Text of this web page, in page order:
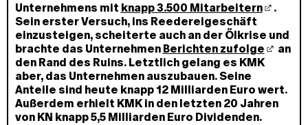
Unternehmens mit knapp 3.500 Mitarbeitern
.
Sein erster Versuch, ins Reedereigeschäft
einzusteigen, scheiterte auch an der Ölkrise und
brachte das Unternehmen Berichten zufolge
an
den Rand des Ruins. Letztlich gelang es KMK
aber, das Unternehmen auszubauen. Seine
Anteile sind heute knapp 12 Milliarden Euro wert.
Außerdem erhielt KMK in den letzten 20 Jahren
von KN knapp 5,5 Milliarden Euro Dividenden.